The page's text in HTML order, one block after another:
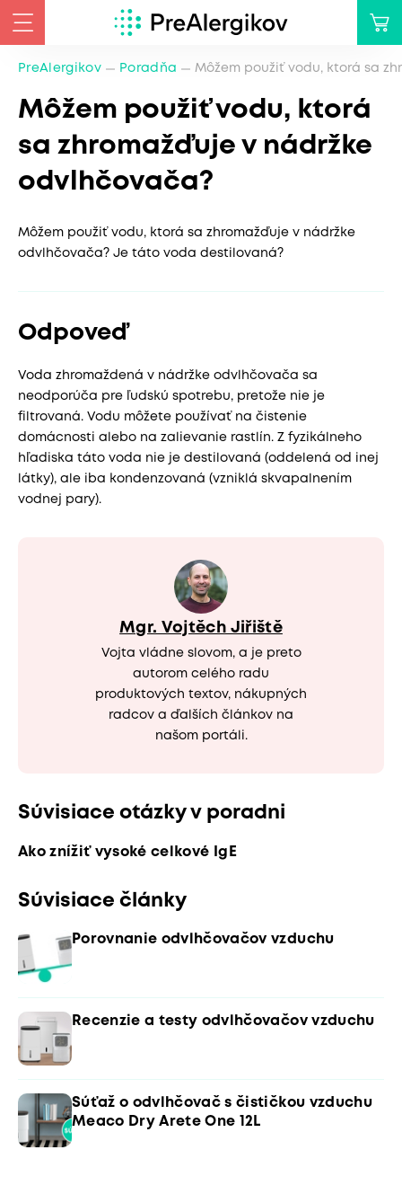
PreAlergikov Poradňa Môžem použiť vodu, ktorá sa
Môžem použiť vodu, ktorá
sa zhromažďuje v nádržke
odvlhčovača?
Môžem použiť vodu, ktorá sa zhromažďuje v nádržke
odvlhčovača? Je táto voda destilovaná?
Odpoveď
Voda zhromaždená v nádržke odvlhčovača sa
neodporúča pre ľudskú spotrebu, pretože nie je
filtrovaná. Vodu môžete používať na čistenie
domácnosti alebo na zalievanie rastlín. Z fyzikálneho
hľadiska táto voda nie je destilovaná (oddelená od inej
látky), ale iba kondenzovaná (vzniklá skvapalnením
vodnej pary).
Mgr. Vojtěch Jiřiště
Vojta vládne slovom, a je preto
autorom celého radu
produktových textov, nákupných
radcov a ďalších článkov na
našom portáli.
Súvisiace otázky v poradni
Ako znížiť vysoké celkové IgE
Súvisiace články
Porovnanie odvlhčovačov vzduchu
Recenzie a testy odvlhčovačov vzduchu
Súťaž o odvlhčovač s čističkou vzduchu
Meaco Dry Arete One 12L